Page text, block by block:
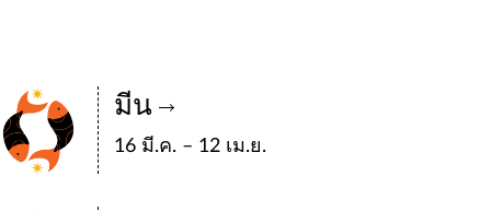
มีน
16 มี.ค. – 12 เม.ย.